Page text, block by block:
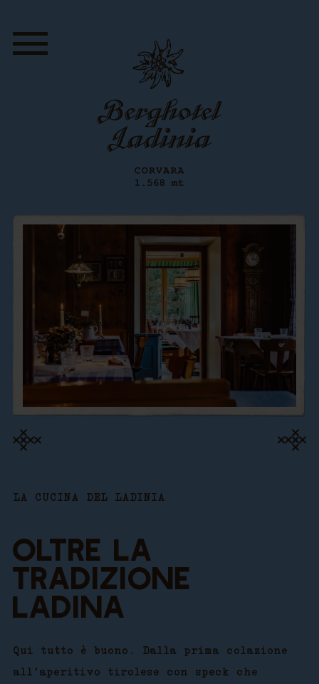
LA CUCINA DEL LADINIA
OLTRE LA
TRADIZIONE
LADINA
Qui tutto è buono. Dalla prima colazione
all’aperitivo tirolese con speck che